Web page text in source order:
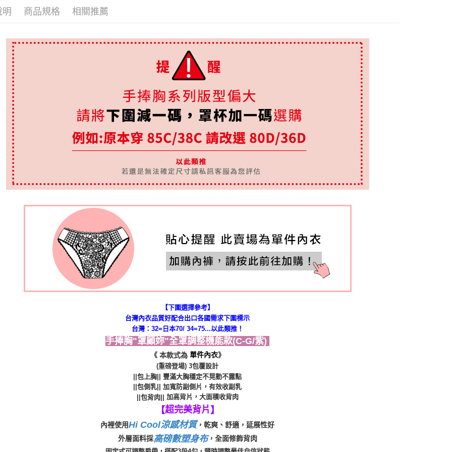
┣ MIT下圍分類 ┫ 100(44)
※顏色Color分類※
涼感親膚內衣
明 商品規格 相關推薦
【下圍選擇參考】
台灣內衣品質好配合出口各國需求下圍標示
台灣：32=日本70/ 34=75...以此類推！
手捧胸"罩顧妳"全罩調整機能款(C-G/紫)
《 本款式為 單件內衣》
(重磅登場) 3包覆設計
||包上胸|| 豐滿大胸穩定不晃動不露點
||包側乳|| 加寬防副側片，有效收副乳
||包背肉|| 加高背片，大面積收背肉
【超完美背片 】
內裡使用Hi Cool涼感材質，乾爽、舒適，延展性好
外層面料採高磅數塑身布，全面修飾背肉